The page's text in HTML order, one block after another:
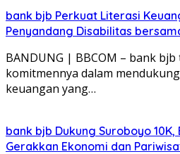
bank bjb Perkuat Literasi
Penyandang Disabilitas
BANDUNG | BBCOM – bank
komitmennya dalam
keuangan yang…
bank bjb Dukung Suroboyo
Gerakkan Ekonomi dan